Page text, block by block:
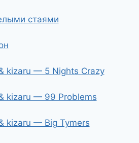
стаями
kizaru — 5 Nights Crazy
kizaru — 99 Problems
kizaru — Big Tymers